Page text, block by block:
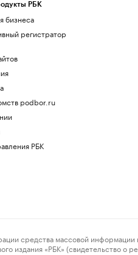
РБК
бизнеса
регистратор
podbor.ru
РБК
средства массовой информации
издания «РБК» (свидетельство о